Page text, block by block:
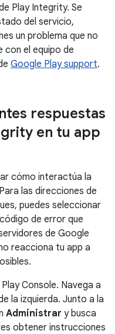
Play Integrity. Se
del servicio,
un problema que no
con el equipo de
Google Play support.
respuestas
en tu app
cómo interactúa la
las direcciones de
puedes seleccionar
de error que
de Google
reacciona tu app a
Console. Navega a
la izquierda. Junto a la
Administrar y busca
obtener instrucciones